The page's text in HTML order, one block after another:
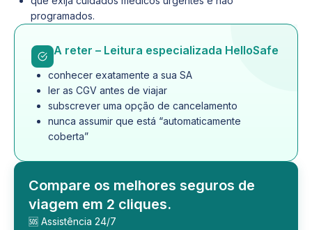
programados.
A reter – Leitura especializada HelloSafe
conhecer exatamente a sua SA
ler as CGV antes de viajar
subscrever uma opção de cancelamento
nunca assumir que está “automaticamente
coberta”
Compare os melhores seguros de
viagem em 2 cliques.
🆘 Assistência 24/7